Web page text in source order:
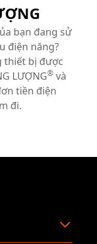
bạn đang sử
điện năng?
thiết bị được
LƯỢNG® và
tiền điện
đi.